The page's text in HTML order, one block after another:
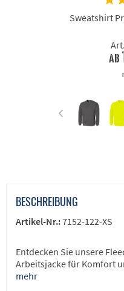
Sweatshirt
ab
BESCHREIBUNG
Artikel-Nr.:7152-122-XS
Entdecken Sie unsere
Arbeitsjacke für Komfort
mehr